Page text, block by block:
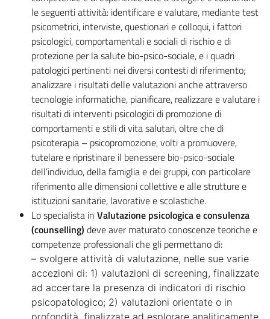
le seguenti attività: identificare e valutare, mediante test
psicometrici, interviste, questionari e colloqui, i fattori
psicologici, comportamentali e sociali di rischio e di
protezione per la salute bio-psico-sociale, e i quadri
patologici pertinenti nei diversi contesti di riferimento;
analizzare i risultati delle valutazioni anche attraverso
tecnologie informatiche, pianificare, realizzare e valutare i
risultati di interventi psicologici di promozione di
comportamenti e stili di vita salutari, oltre che di
psicoterapia – psicopromozione, volti a promuovere,
tutelare e ripristinare il benessere bio-psico-sociale
dell’individuo, della famiglia e dei gruppi, con particolare
riferimento alle dimensioni collettive e alle strutture e
istituzioni sanitarie, lavorative e scolastiche.
Lo specialista in Valutazione psicologica e consulenza
(counselling) deve aver maturato conoscenze teoriche e
competenze professionali che gli permettano di:
– svolgere attività di valutazione, nelle sue varie
accezioni di: 1) valutazioni di screening, finalizzate
ad accertare la presenza di indicatori di rischio
psicopatologico; 2) valutazioni orientate o in
profondità, finalizzate ad esplorare analiticamente